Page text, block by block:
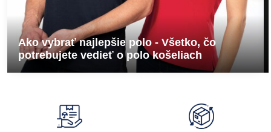
Ako vybrať najlepšie polo - Všetko, čo
potrebujete vedieť o polo košeliach